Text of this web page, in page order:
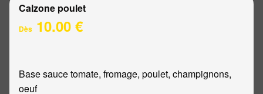
Calzone poulet
Dès 10.00 €
Base sauce tomate, fromage, poulet, champignons,
oeuf